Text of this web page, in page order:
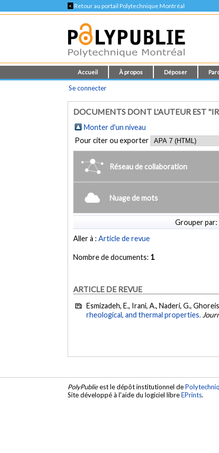
< Retour au portail Polytechnique Montréal
Accueil À propos Déposer
Se connecter
DOCUMENTS DONT L'AUTEUR EST
Monter d'un niveau
Pour citer ou exporter
Réseau de collaboration
Nuage de mots
Grouper par:
Aller à :Article de revue
Nombre de documents: 1
ARTICLE DE REVUE
Esmizadeh, E., Irani, A., Naderi, G.,
rheological, and thermal properties.
PolyPublieest le dépôt institutionnel de
Site développé à l'aide du logiciel libreEPrints.